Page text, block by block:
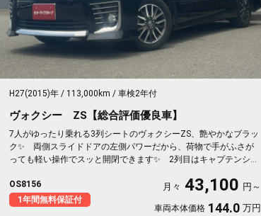
H27(2015)年 113,000km 車検2年付
ヴォクシー ZS【総合評価優良車】
7人がゆったり乗れる3列シートのヴォクシーZS、艶やかなブラッ
ク✨ 両側スライドドアの左側パワーだから、荷物で手がふさが
っても軽い操作でスッと開閉できます✨ 2列目はキャプテンシー
メラ付きで大きな車体でも駐車が安心です👍 仲間との遠出も、
仕事道具の積み込みも、この一台で快適にこなせます🎵 細部ま
で丁寧に手入れされた綺麗な一台、《1年保証付》で毎日を支えま
OS8156
1年間無料保証付
月々 43,100 円～
車両本体価格 144.0 万円